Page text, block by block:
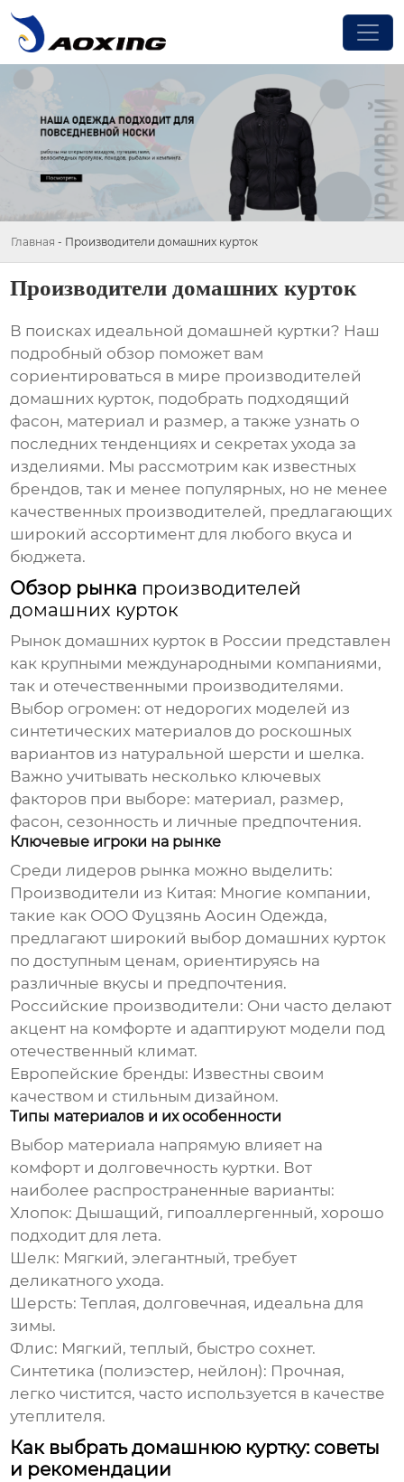
Главная - Производители домашних курток
Производители домашних курток
В поисках идеальной домашней куртки? Наш
подробный обзор поможет вам
сориентироваться в мире производителей
домашних курток, подобрать подходящий
фасон, материал и размер, а также узнать о
последних тенденциях и секретах ухода за
изделиями. Мы рассмотрим как известных
брендов, так и менее популярных, но не менее
качественных производителей, предлагающих
широкий ассортимент для любого вкуса и
бюджета.
Обзор рынка производителей
домашних курток
Рынок домашних курток в России представлен
как крупными международными компаниями,
так и отечественными производителями.
Выбор огромен: от недорогих моделей из
синтетических материалов до роскошных
вариантов из натуральной шерсти и шелка.
Важно учитывать несколько ключевых
факторов при выборе: материал, размер,
фасон, сезонность и личные предпочтения.
Ключевые игроки на рынке
Среди лидеров рынка можно выделить:
Производители из Китая: Многие компании,
такие как ООО Фуцзянь Аосин Одежда,
предлагают широкий выбор домашних курток
по доступным ценам, ориентируясь на
различные вкусы и предпочтения.
Российские производители: Они часто делают
акцент на комфорте и адаптируют модели под
отечественный климат.
Европейские бренды: Известны своим
качеством и стильным дизайном.
Типы материалов и их особенности
Выбор материала напрямую влияет на
комфорт и долговечность куртки. Вот
наиболее распространенные варианты:
Хлопок: Дышащий, гипоаллергенный, хорошо
подходит для лета.
Шелк: Мягкий, элегантный, требует
деликатного ухода.
Шерсть: Теплая, долговечная, идеальна для
зимы.
Флис: Мягкий, теплый, быстро сохнет.
Синтетика (полиэстер, нейлон): Прочная,
легко чистится, часто используется в качестве
утеплителя.
Как выбрать домашнюю куртку: советы
и рекомендации